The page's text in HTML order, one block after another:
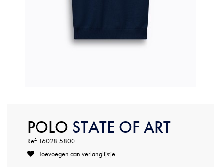
POLO STATE OF ART
Ref: 16028-5800
Toevoegen aan verlanglijstje